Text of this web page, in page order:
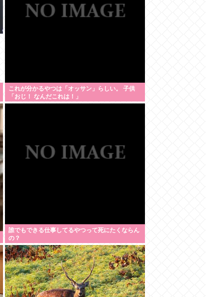
これが分かるやつは「オッサン」らしい。 子供
「おじ！ なんだこれは！」
誰でもできる仕事してるやつって死にたくならん
の？